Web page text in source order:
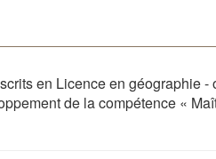
en Licence en géographie
de la compétence «